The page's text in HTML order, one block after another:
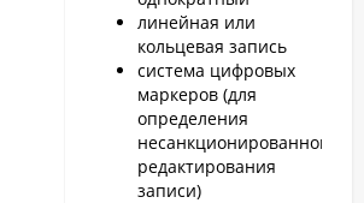
линейная или
кольцевая запись
система цифровых
маркеров (для
определения
несанкционированного
редактирования
записи)